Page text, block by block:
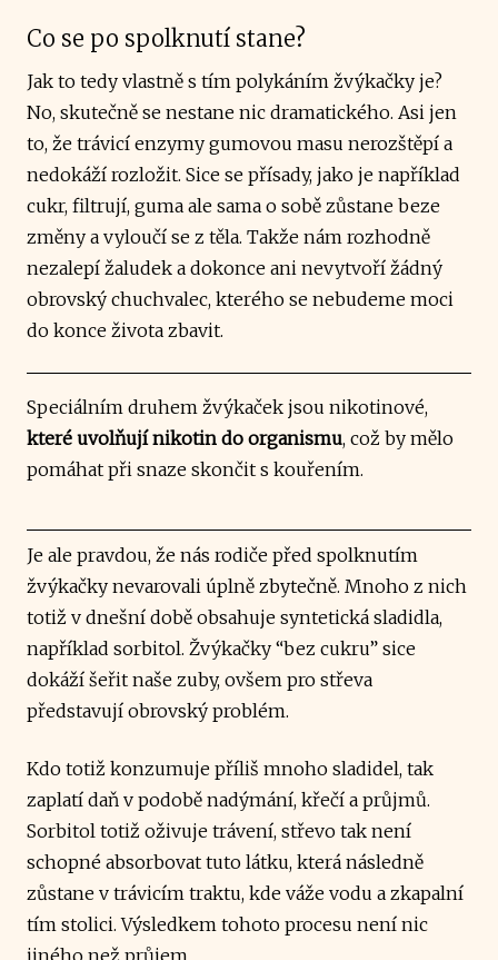
Co se po spolknutí stane?
Jak to tedy vlastně s tím polykáním žvýkačky je?
No, skutečně se nestane nic dramatického. Asi jen
to, že trávicí enzymy gumovou masu nerozštěpí a
nedokáží rozložit. Sice se přísady, jako je například
cukr, filtrují, guma ale sama o sobě zůstane beze
změny a vyloučí se z těla. Takže nám rozhodně
nezalepí žaludek a dokonce ani nevytvoří žádný
obrovský chuchvalec, kterého se nebudeme moci
do konce života zbavit.
Speciálním druhem žvýkaček jsou nikotinové,
které uvolňují nikotin do organismu, což by mělo
pomáhat při snaze skončit s kouřením.
Je ale pravdou, že nás rodiče před spolknutím
žvýkačky nevarovali úplně zbytečně. Mnoho z nich
totiž v dnešní době obsahuje syntetická sladidla,
například sorbitol. Žvýkačky “bez cukru” sice
dokáží šeřit naše zuby, ovšem pro střeva
představují obrovský problém.
Kdo totiž konzumuje příliš mnoho sladidel, tak
zaplatí daň v podobě nadýmání, křečí a průjmů.
Sorbitol totiž oživuje trávení, střevo tak není
schopné absorbovat tuto látku, která následně
zůstane v trávicím traktu, kde váže vodu a zkapalní
tím stolici. Výsledkem tohoto procesu není nic
jiného než průjem.